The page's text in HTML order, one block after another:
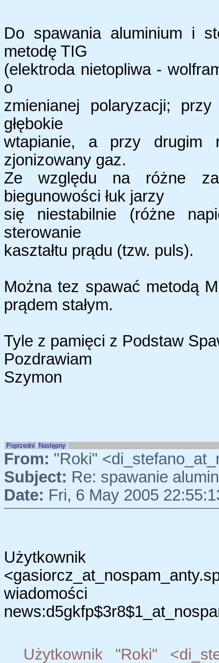
Do spawania aluminium i
metodę TIG
(elektroda nietopliwa -
o
zmienianej polaryzacji;
głębokie
wtapianie, a przy drugim
zjonizowany gaz.
Ze względu na różne
biegunowości łuk jarzy
się niestabilnie (różne
sterowanie
kaształtu prądu (tzw. puls).
Można tez spawać metodą
prądem stałym.
Tyle z pamięci z Podstaw
Pozdrawiam
Szymon
Poprzedni Następny
From: "Roki"
Subject: Re: spawanie
Date: Fri, 6 May 2005
wiadomości
Użytkownik "Roki"